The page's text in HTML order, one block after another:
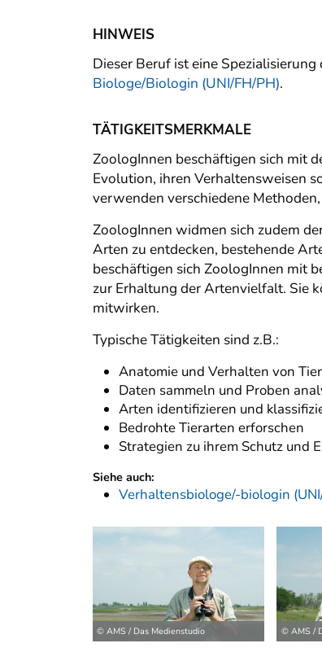
HINWEIS
Dieser Beruf ist eine
Biologe/Biologin (UNI/FH/PH).
TÄTIGKEITSMERKMALE
ZoologInnen beschäftigen sich mit
Evolution, ihren Verhaltensweisen
verwenden verschiedene
ZoologInnen widmen sich zudem
Arten zu entdecken, bestehende
beschäftigen sich ZoologInnen mit
zur Erhaltung der Artenvielfalt. Sie
mitwirken.
Typische Tätigkeiten sind z.B.:
Anatomie und Verhalten von
Daten sammeln und Proben
Arten identifizieren und
Bedrohte Tierarten erforschen
Strategien zu ihrem Schutz und
Siehe auch:
Verhaltensbiologe/-biologin
© AMS / Das Medienstudio © AMS /